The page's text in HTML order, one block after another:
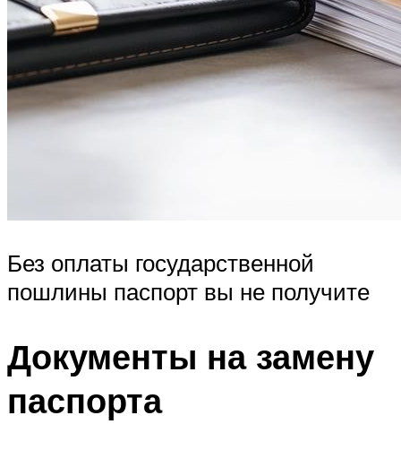
Без оплаты государственной
пошлины паспорт вы не получите
Документы на замену
паспорта